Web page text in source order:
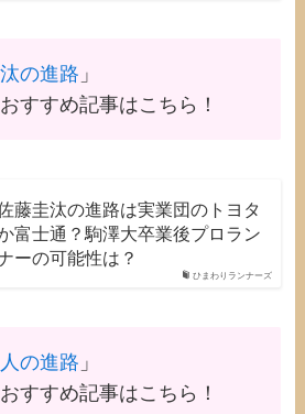
の進路 」
すすめ記事はこちら！
ひまわりランナーズ
藤圭汰の進路は実業団のトヨタ
富士通？駒澤大卒業後プロラン
ーの可能性は？
の進路 」
すすめ記事はこちら！